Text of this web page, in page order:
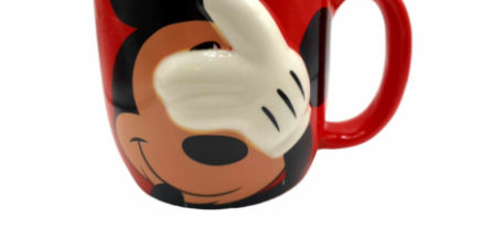
Kούπα 3D Mickey Mouse 300ml